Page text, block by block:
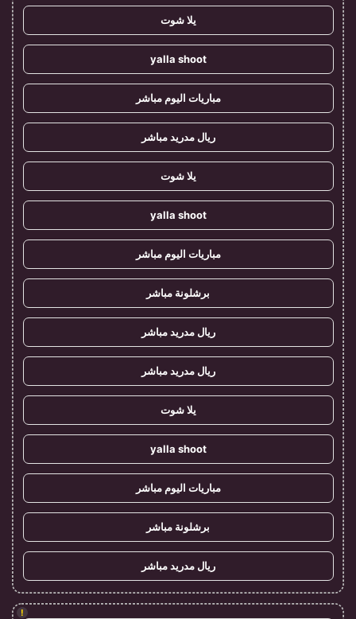
يلا شوت
yalla shoot
مباريات اليوم مباشر
ريال مدريد مباشر
يلا شوت
yalla shoot
مباريات اليوم مباشر
برشلونة مباشر
ريال مدريد مباشر
ريال مدريد مباشر
يلا شوت
yalla shoot
مباريات اليوم مباشر
برشلونة مباشر
ريال مدريد مباشر
!